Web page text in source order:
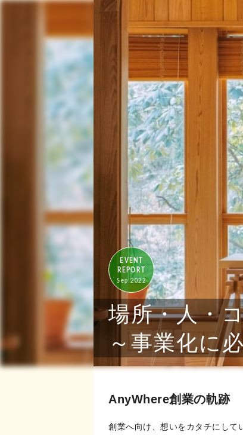
EVENT
REPORT
Sep 2022
場所・人・
～事業化に
AnyWhere創業の軌跡
創業へ向け、想いをカタチにして